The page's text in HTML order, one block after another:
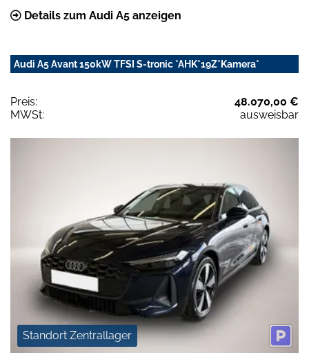
Details zum Audi A5 anzeigen
Audi A5 Avant 150kW TFSI S-tronic *AHK*19Z*Kamera*
Preis:
48.070,00 €
MWSt:
ausweisbar
Standort Zentrallager